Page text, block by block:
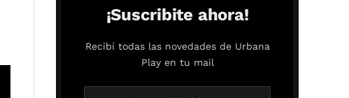
¡Suscribite ahora!
Recibí todas las novedades de Urbana
Play en tu mail